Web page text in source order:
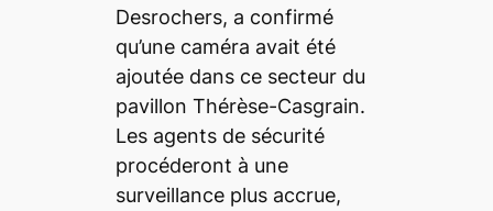
Desrochers, a confirmé
qu’une caméra avait été
ajoutée dans ce secteur du
pavillon Thérèse-Casgrain.
Les agents de sécurité
procéderont à une
surveillance plus accrue,